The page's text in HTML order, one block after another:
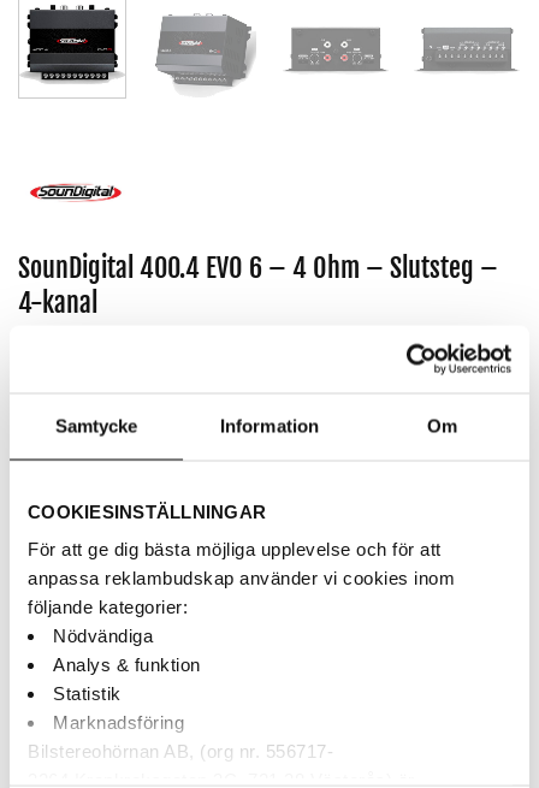
Samtycke Information Om
COOKIESINSTÄLLNINGAR
För att ge dig bästa möjliga upplevelse och för att
anpassa reklambudskap använder vi cookies inom
följande kategorier:
Nödvändiga
Analys & funktion
Statistik
Marknadsföring
Bilstereohörnan AB, (org nr. 556717-
SounDigital 400.4 EVO 6 – 4 Ohm – Slutsteg –
4-kanal
Superkompakt – 4 x 100Wrms
SNABBA LEVERANSER
Finns i butiken
SounDigital 400.4 EVO 6 - 4 Ohm - Slutsteg - 4-kanal mängd
LÄGG TILL I VARUKORG